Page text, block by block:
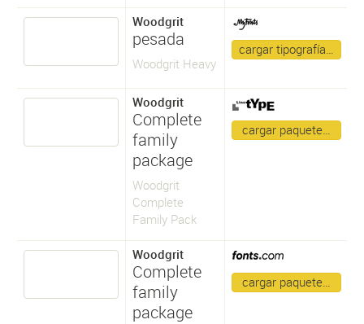
Woodgrit
pesada
Woodgrit Heavy
cargar tipografía…
Woodgrit
Complete
family
package
Woodgrit
Complete
Family Pack
cargar paquete…
Woodgrit
Complete
family
package
cargar paquete…